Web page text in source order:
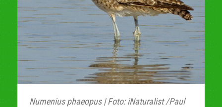
Numenius phaeopus | Foto: iNaturalist /Paul